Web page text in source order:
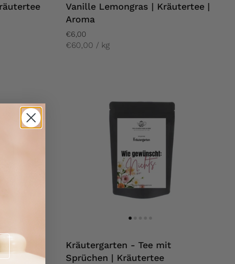
Vanille Lemongras | Kräutertee |
Aroma
€6,00
€60,00 / kg
Kräutergarten - Tee mit
Sprüchen | Kräutertee